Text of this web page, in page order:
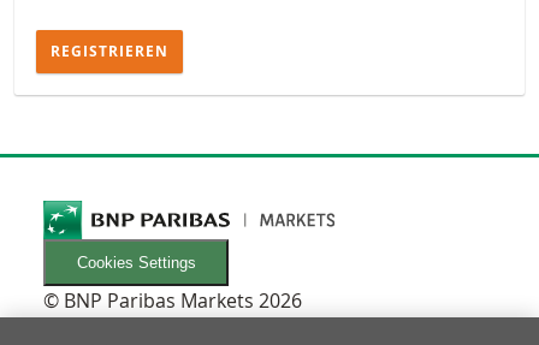
REGISTRIEREN
Cookies Settings
© BNP Paribas Markets 2026